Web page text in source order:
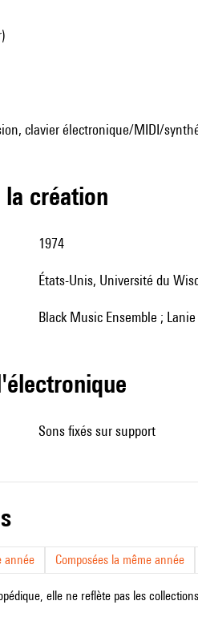
clavier électronique/MIDI/
création
1974
États-Unis, Université du
Black Music Ensemble ;
sons fixés sur support
année Composées la même année
elle ne reflète pas les